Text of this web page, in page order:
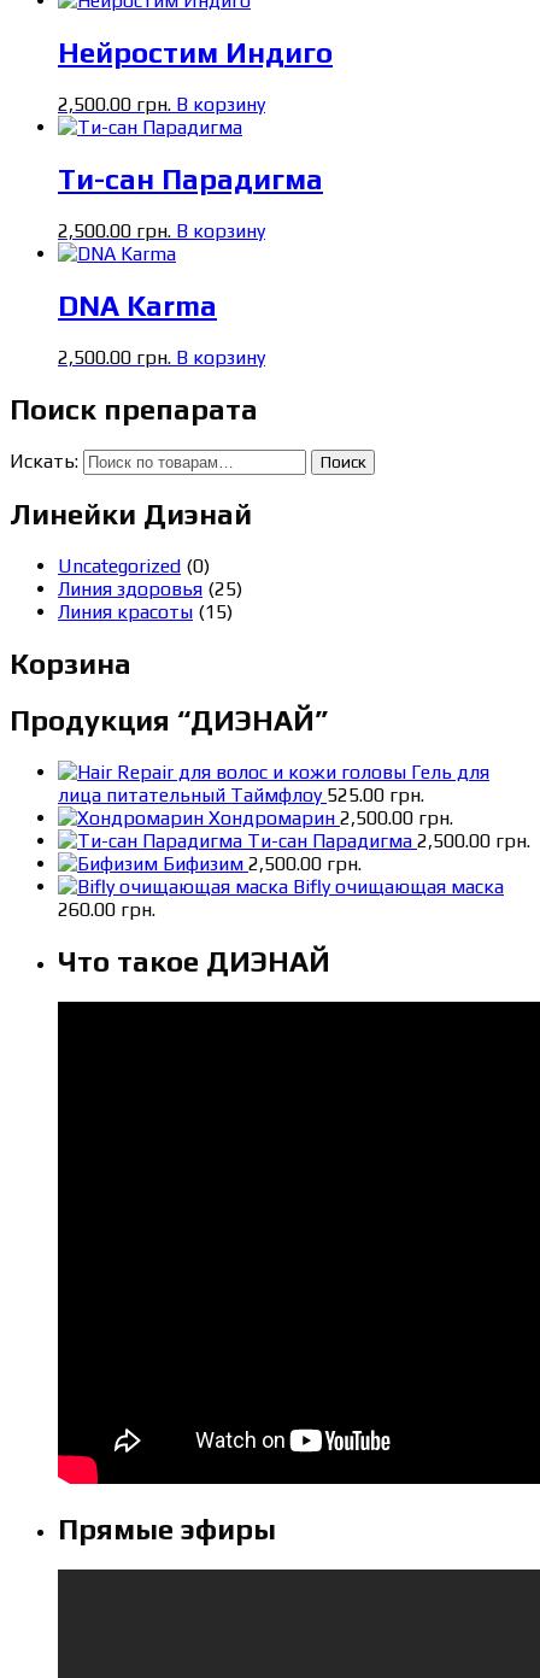
Нейростим Индиго
2,500.00 грн. В корзину
Ти-сан Парадигма
2,500.00 грн. В корзину
DNA Karma
2,500.00 грн. В корзину
Поиск препарата
Искать: Поиск
Линейки Диэнай
Uncategorized (0)
Линия здоровья (25)
Линия красоты (15)
Корзина
Продукция “ДИЭНАЙ”
Гель для
лица питательный Таймфлоу 525.00 грн.
Хондромарин 2,500.00 грн.
Ти-сан Парадигма 2,500.00 грн.
Бифизим 2,500.00 грн.
Bifly очищающая маска
260.00 грн.
Что такое ДИЭНАЙ
Прямые эфиры